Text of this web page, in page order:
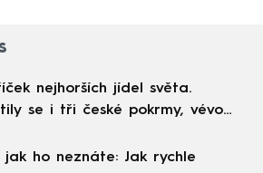
nejhorších jídel světa.
se i tři české pokrmy, vévodí
jak ho neznáte: Jak rychle